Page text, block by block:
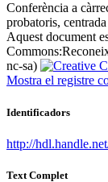
Conferència a
probatoris,
Aquest document
Commons:
nc-sa)
Mostra el registre
Identificadors
http://
Text Complet